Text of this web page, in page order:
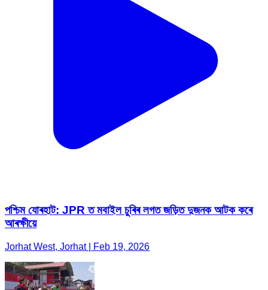
পশ্চিম যোৰহাট: JPR ত মবাইল চুৰিৰ লগত জড়িত দুজনক আটক কৰে
আৰক্ষীয়ে
Jorhat West, Jorhat | Feb 19, 2026